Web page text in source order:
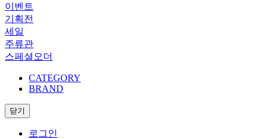
이벤트
기획전
세일
주류관
스페셜오더
CATEGORY
BRAND
닫기
로그인